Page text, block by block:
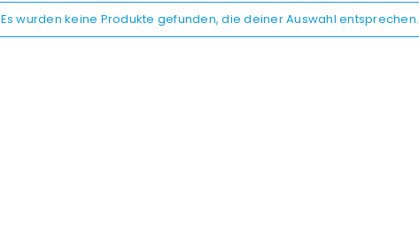
Es wurden keine Produkte gefunden, die deiner Auswahl entsprechen.